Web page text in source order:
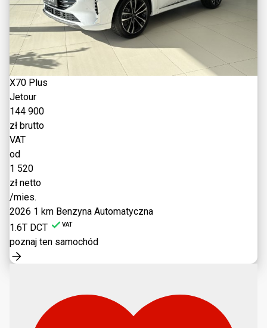
X70 Plus
Jetour
144 900
zł brutto
VAT
od
1 520
zł netto
/mies.
2026 1 km Benzyna Automatyczna
1.6T DCT
VAT
poznaj ten samochód